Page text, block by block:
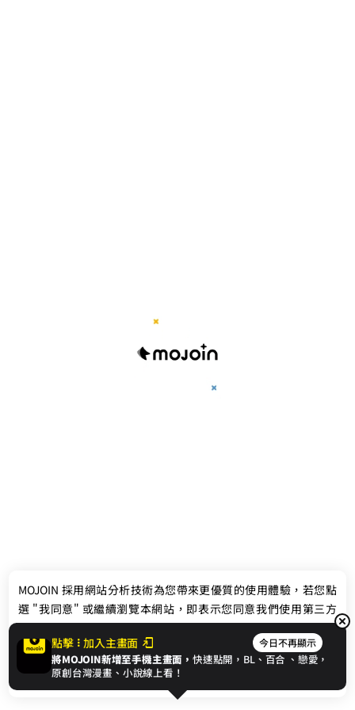
聯絡我們
© 2024 gamania Digital Entertainment Co., Ltd.
點擊 加入主畫面 今日不再顯示
將MOJOIN新增至手機主畫面，快速點開，BL、 百合 、戀愛，
原創台灣漫畫、小說線上看！
MOJOIN 採用網站分析技術為您帶來更優質的使用體驗，若您點
選 "我同意" 或繼續瀏覽本網站，即表示您同意我們使用第三方
Cookie，欲瞭解更多資訊請見隱私權政策。
我同意